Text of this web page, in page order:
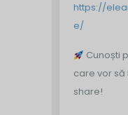
https://
e/
Cunoști
care vor să
share!